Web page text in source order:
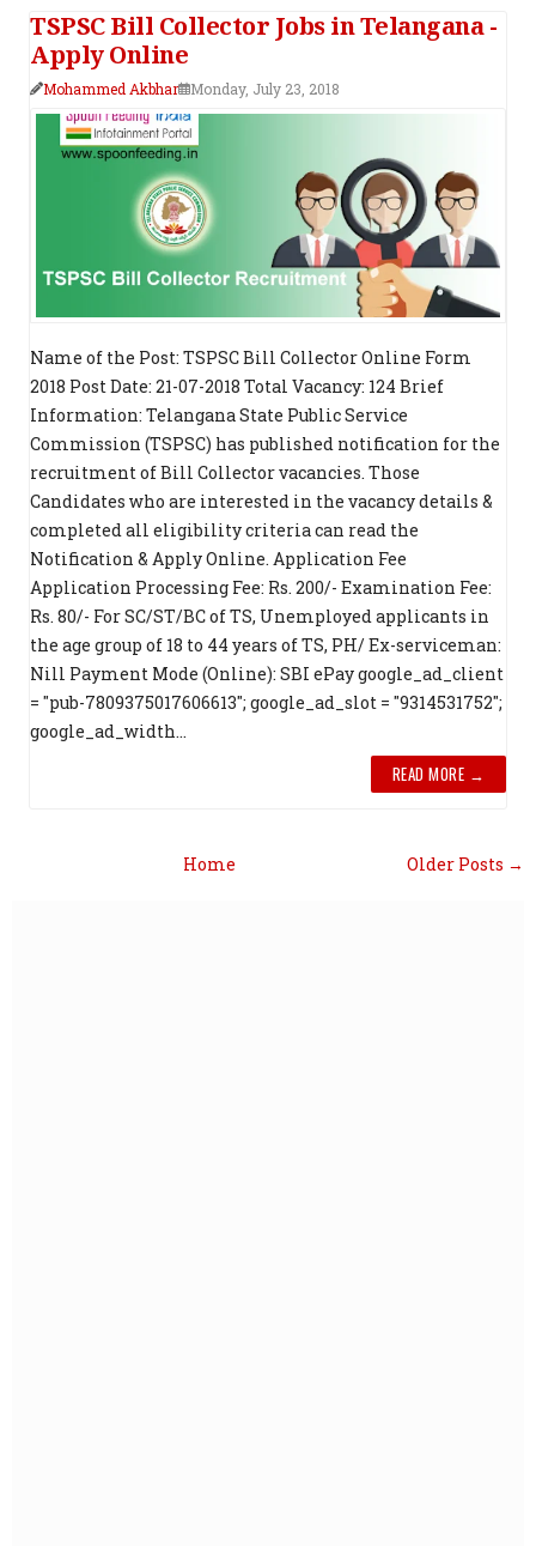
TSPSC Bill Collector Jobs in Telangana -
Apply Online
Mohammed Akbhar Monday, July 23, 2018
Name of the Post: TSPSC Bill Collector Online Form
2018 Post Date: 21-07-2018 Total Vacancy: 124 Brief
Information: Telangana State Public Service
Commission (TSPSC) has published notification for the
recruitment of Bill Collector vacancies. Those
Candidates who are interested in the vacancy details &
completed all eligibility criteria can read the
Notification & Apply Online. Application Fee
Application Processing Fee: Rs. 200/- Examination Fee:
Rs. 80/- For SC/ST/BC of TS, Unemployed applicants in
the age group of 18 to 44 years of TS, PH/ Ex-serviceman:
Nill Payment Mode (Online): SBI ePay google_ad_client
= "pub-7809375017606613"; google_ad_slot = "9314531752";
google_ad_width...
READ MORE →
Older Posts →
Home